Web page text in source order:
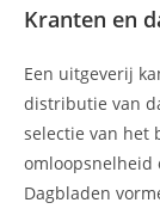
Kranten en
Een uitgeverij
distributie van
selectie van het
omloopsnelheid
Dagbladen